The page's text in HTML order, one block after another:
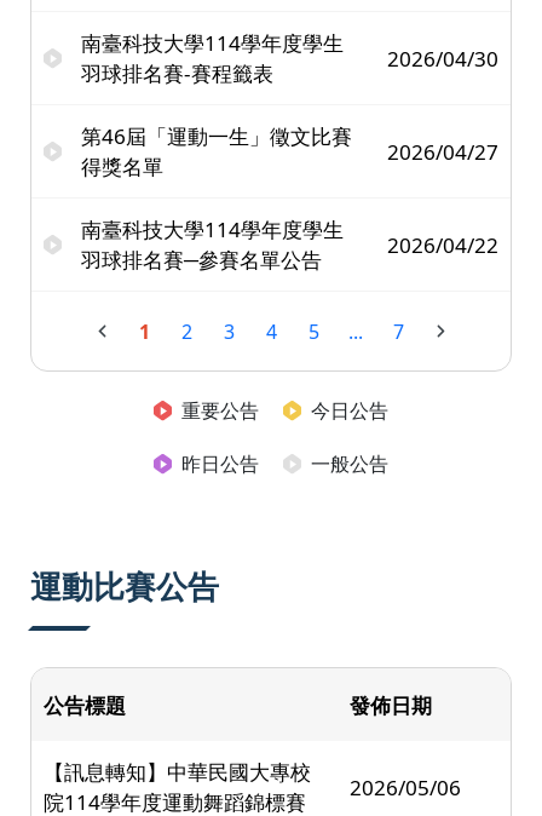
南臺科技大學114學年度學生
羽球排名賽-賽程籤表
2026/04/30
第46屆「運動一生」徵文比賽
得獎名單
2026/04/27
南臺科技大學114學年度學生
羽球排名賽─參賽名單公告
2026/04/22
1 2 3 4 5 ... 7
重要公告
今日公告
昨日公告
一般公告
運動比賽公告
公告標題 發佈日期
【訊息轉知】中華民國大專校
院114學年度運動舞蹈錦標賽
2026/05/06